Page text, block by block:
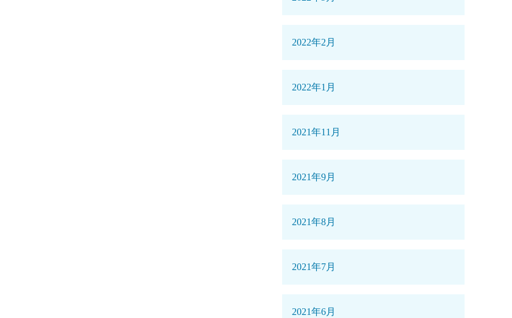
2022年2月
2022年1月
2021年11月
2021年9月
2021年8月
2021年7月
2021年6月